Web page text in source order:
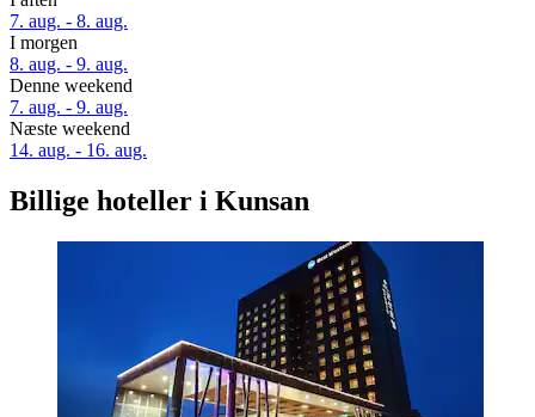
7. aug. - 8. aug.
I morgen
8. aug. - 9. aug.
Denne weekend
7. aug. - 9. aug.
Næste weekend
14. aug. - 16. aug.
Billige hoteller i Kunsan